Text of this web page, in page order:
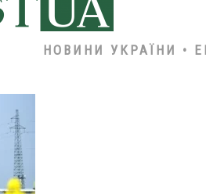
НОВИНИ УКРАЇНИ •